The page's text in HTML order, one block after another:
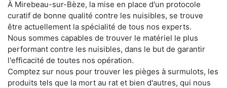
À Mirebeau-sur-Bèze, la mise en place d'un protocole
curatif de bonne qualité contre les nuisibles, se trouve
être actuellement la spécialité de tous nos experts.
Nous sommes capables de trouver le matériel le plus
performant contre les nuisibles, dans le but de garantir
l'efficacité de toutes nos opération.
Comptez sur nous pour trouver les pièges à surmulots, les
produits tels que la mort au rat et bien d'autres, qui nous